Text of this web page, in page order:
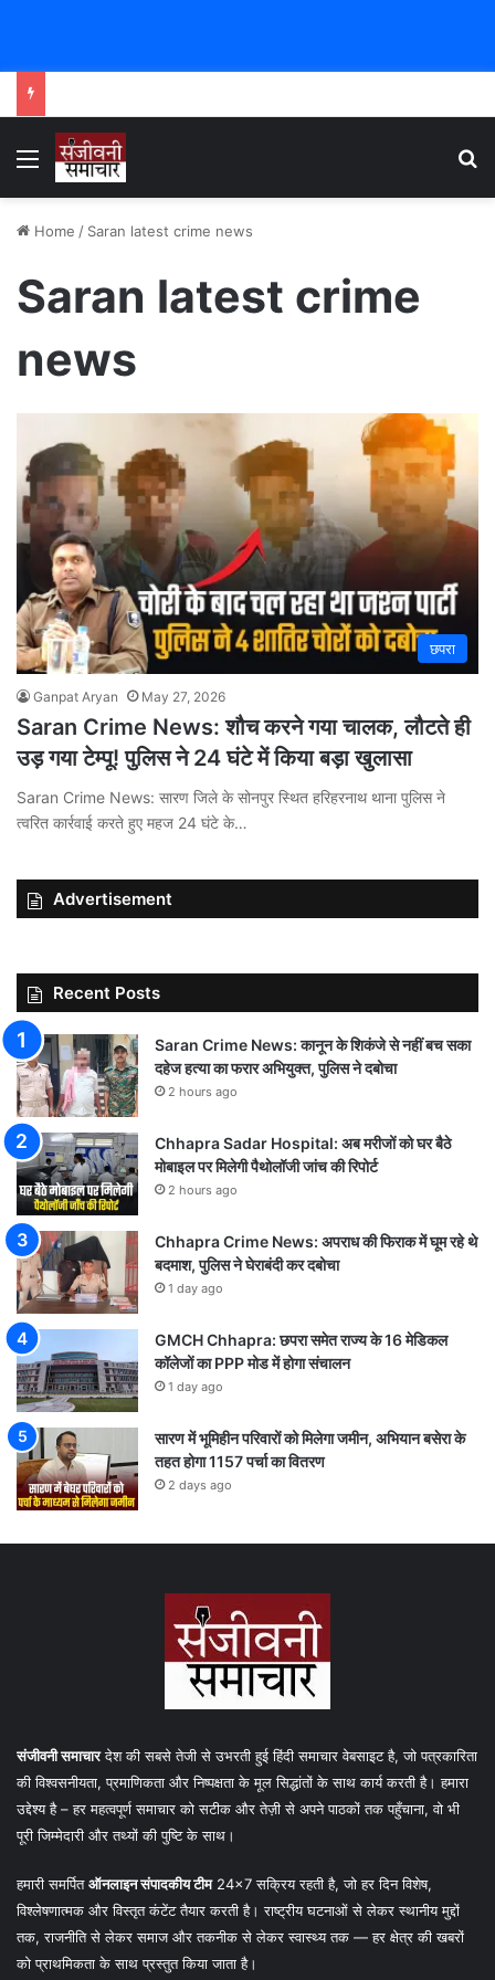
Menu
Home / Saran latest crime news
Saran latest crime
news
छपरा
Ganpat Aryan May 27, 2026
Saran Crime News: शौच करने गया चालक, लौटते ही
उड़ गया टेम्पू! पुलिस ने 24 घंटे में किया बड़ा खुलासा
Saran Crime News: सारण जिले के सोनपुर स्थित हरिहरनाथ थाना पुलिस ने
त्वरित कार्रवाई करते हुए महज 24 घंटे के…
Advertisement
Recent Posts
Saran Crime News: कानून के शिकंजे से नहीं बच सका
दहेज हत्या का फरार अभियुक्त, पुलिस ने दबोचा
2 hours ago
Chhapra Sadar Hospital: अब मरीजों को घर बैठे
मोबाइल पर मिलेगी पैथोलॉजी जांच की रिपोर्ट
2 hours ago
Chhapra Crime News: अपराध की फिराक में घूम रहे थे
बदमाश, पुलिस ने घेराबंदी कर दबोचा
1 day ago
GMCH Chhapra: छपरा समेत राज्य के 16 मेडिकल
कॉलेजों का PPP मोड में होगा संचालन
1 day ago
सारण में भूमिहीन परिवारों को मिलेगा जमीन, अभियान बसेरा के
तहत होगा 1157 पर्चा का वितरण
2 days ago
संजीवनी समाचारदेश की सबसे तेजी से उभरती हुई हिंदी समाचार वेबसाइट है, जो पत्रकारिता
की विश्वसनीयता, प्रमाणिकता और निष्पक्षता के मूल सिद्धांतों के साथ कार्य करती है। हमारा
उद्देश्य है – हर महत्वपूर्ण समाचार को सटीक और तेज़ी से अपने पाठकों तक पहुँचाना, वो भी
पूरी जिम्मेदारी और तथ्यों की पुष्टि के साथ।
हमारी समर्पितऑनलाइन संपादकीय टीम24×7 सक्रिय रहती है, जो हर दिन विशेष,
विश्लेषणात्मक और विस्तृत कंटेंट तैयार करती है। राष्ट्रीय घटनाओं से लेकर स्थानीय मुद्दों
तक, राजनीति से लेकर समाज और तकनीक से लेकर स्वास्थ्य तक — हर क्षेत्र की खबरों
को प्राथमिकता के साथ प्रस्तुत किया जाता है।